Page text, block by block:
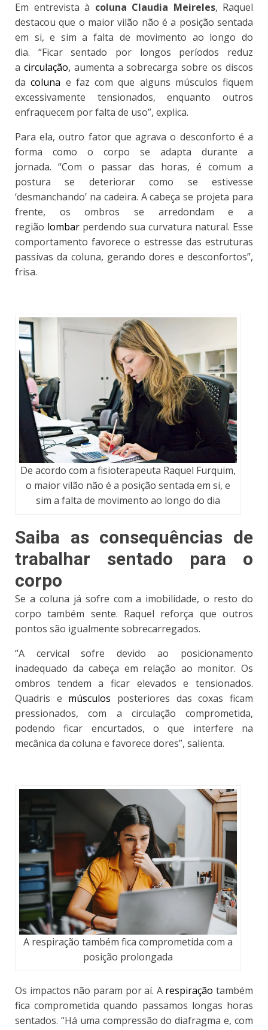
Em entrevista à coluna Claudia Meireles, Raquel
destacou que o maior vilão não é a posição sentada
em si, e sim a falta de movimento ao longo do
dia. “Ficar sentado por longos períodos reduz
a circulação, aumenta a sobrecarga sobre os discos
dacoluna e faz com que alguns músculos fiquem
excessivamente tensionados, enquanto outros
enfraquecem por falta de uso”, explica.
Para ela,outro fator que agrava o desconforto é a
forma como o corpo se adapta durante a
jornada. “Com o passar das horas, é comum a
postura se deteriorar como se estivesse
‘desmanchando’ na cadeira. A cabeça se projeta para
frente, os ombros se arredondam e a
região lombar perdendo sua curvatura natural. Esse
comportamento favorece o estresse das estruturas
passivas da coluna, gerando dores e desconfortos”,
frisa.
De acordo com a fisioterapeuta Raquel Furquim,
o maior vilão não é a posição sentada em si, e
sim a falta de movimento ao longo do dia
Saiba as consequências de
trabalhar sentado para o
corpo
Se a coluna já sofre com a imobilidade, o resto do
corpo também sente. Raquel reforça que outros
pontos são igualmente sobrecarregados.
“A cervical sofre devido ao posicionamento
inadequado da cabeça em relação ao monitor. Os
ombros tendem a ficar elevados e tensionados.
Quadris e músculos posteriores das coxas ficam
pressionados, com a circulação comprometida,
podendo ficar encurtados, o que interfere na
mecânica da coluna e favorece dores”, salienta.
A respiração também fica comprometida com a
posição prolongada
Os impactos não param por aí. A respiração também
fica comprometida quando passamos longas horas
sentados. “Há uma compressão do diafragma e, com